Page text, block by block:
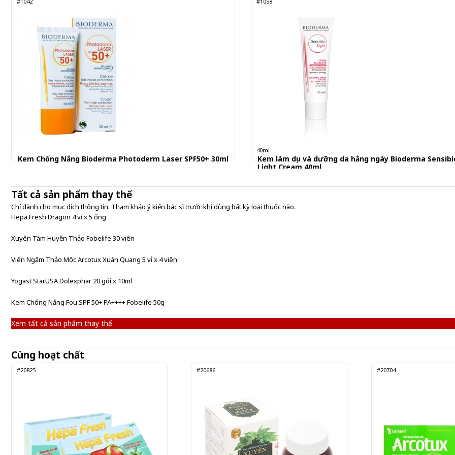
Kem Chống Nắng Bioderma Photoderm Laser SPF50+ 30ml
40ml
Kem làm dịu và dưỡng da hằng ngày Bioderma
Light Cream 40ml
Tất cả sản phẩm thay thế
Chỉ dành cho mục đích thông tin. Tham khảo ý kiến bác sĩ trước khi dùng bất kỳ loại thuốc nào.
Hepa Fresh Dragon 4 vỉ x 5 ống
Xuyên Tâm Huyền Thảo Fobelife 30 viên
Viên Ngậm Thảo Mộc Arcotux Xuân Quang 5 vỉ x 4 viên
Yogast StarUSA Dolexphar 20 gói x 10ml
Kem Chống Nắng Fou SPF 50+ PA++++ Fobelife 50g
Xem tất cả sản phẩm thay thế
Cùng hoạt chất
#20825 #20686 #20704